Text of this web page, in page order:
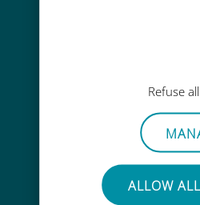
Refuse
ALLOW
간편
기존 SIM 카드를 제
니다.